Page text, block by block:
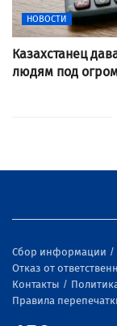
НОВОСТИ
Казахстанец
людям под
Сбор информации
Отказ от
Контакты
Правила